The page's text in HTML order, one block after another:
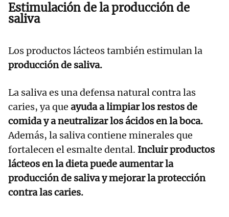
Estimulación de la producción de
saliva
Los productos lácteos también estimulan la
producción de saliva.
La saliva es una defensa natural contra las
caries, ya que ayuda a limpiar los restos de
comida y a neutralizar los ácidos en la boca.
Además, la saliva contiene minerales que
fortalecen el esmalte dental. Incluir productos
lácteos en la dieta puede aumentar la
producción de saliva y mejorar la protección
contra las caries.